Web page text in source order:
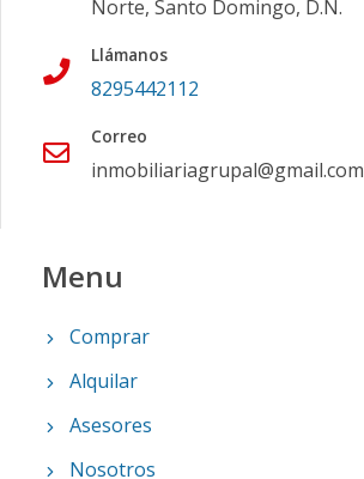
Norte, Santo Domingo, D.N.
Llámanos
8295442112
Correo
inmobiliariagrupal@gmail.com
Menu
Comprar
Alquilar
Asesores
Nosotros